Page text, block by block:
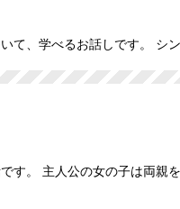
て、学べるお話しです。
。 主人公の女の子は両親